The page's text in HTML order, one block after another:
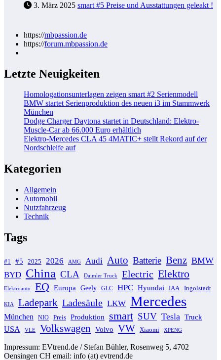
3. März 2025 smart #5 Preise und Ausstattungen geleakt !
https://mbpassion.de
https://forum.mbpassion.de
Letzte Neuigkeiten
Homologationsunterlagen zeigen smart #2 Serienmodell
BMW startet Serienproduktion des neuen i3 im Stammwerk
München
Dodge Charger Daytona startet in Deutschland: Elektro-
Muscle-Car ab 66.000 Euro erhältlich
Elektro-Mercedes CLA 45 4MATIC+ stellt Rekord auf der
Nordschleife auf
Kategorien
Allgemein
Automobil
Nutzfahrzeug
Technik
Tags
#1 #5 2025 2026 AMG Audi Auto Batterie Benz BMW
BYD China CLA Daimler Truck Electric Elektro
Elektroauto EQ Europa Geely GLC HPC Hyundai IAA Ingolstadt
KIA Ladepark Ladesäule LKW Mercedes
München NIO Preis Produktion smart SUV Tesla Truck
USA VLE Volkswagen Volvo VW Xiaomi XPENG
Impressum: EVtrend.de / Stefan Bühler, Rosenweg 5, 4702
Oensingen CH email: info (at) evtrend.de